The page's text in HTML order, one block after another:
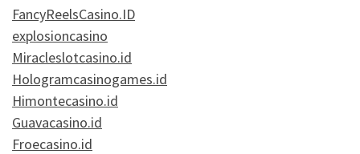
FancyReelsCasino.ID
explosioncasino
Miracleslotcasino.id
Hologramcasinogames.id
Himontecasino.id
Guavacasino.id
Froecasino.id